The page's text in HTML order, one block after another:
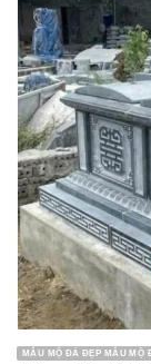
MẪU MỘ ĐÁ ĐẸP MẪU MỘ